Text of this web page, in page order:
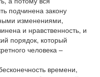
подчинена закону
изменениями,
и нравственность, и
порядок, который
человека –
времени,